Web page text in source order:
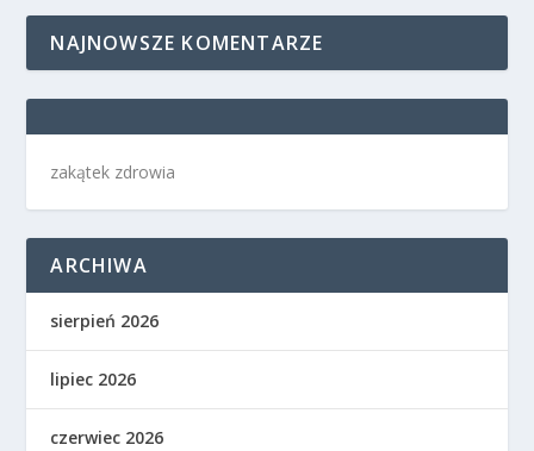
NAJNOWSZE KOMENTARZE
zakątek zdrowia
ARCHIWA
sierpień 2026
lipiec 2026
czerwiec 2026